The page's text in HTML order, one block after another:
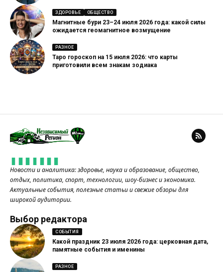
ЗДОРОВЬЕ ОБЩЕСТВО
Магнитные бури 23–24 июля 2026 года: какой силы
ожидается геомагнитное возмущение
РАЗНОЕ
Таро гороскоп на 15 июля 2026: что карты
приготовили всем знакам зодиака
Новости и аналитика: здоровье, наука и образование, общество,
отдых, политика, спорт, технологии, шоу-бизнес и экономика.
Актуальные события, полезные статьи и свежие обзоры для
широкой аудитории.
Выбор редактора
СОБЫТИЯ
Какой праздник 23 июля 2026 года: церковная дата,
памятные события и именины
РАЗНОЕ